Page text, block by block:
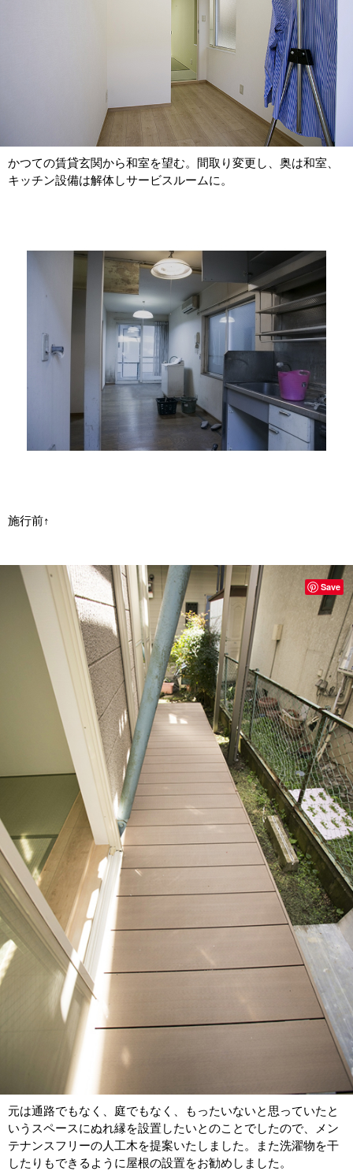
かつての賃貸玄関から和室を望む。間取り変更し、奥は和室、
キッチン設備は解体しサービスルームに。
施行前↑
元は通路でもなく、庭でもなく、もったいないと思っていたと
いうスペースにぬれ縁を設置したいとのことでしたので、メン
テナンスフリーの人工木を提案いたしました。また洗濯物を干
したりもできるように屋根の設置をお勧めしました。
Save